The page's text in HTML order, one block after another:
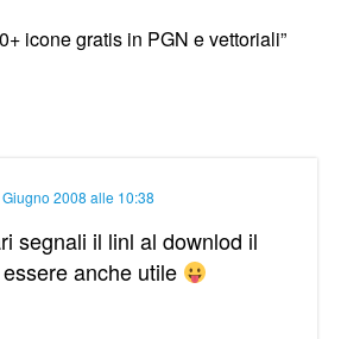
icone gratis in PGN e vettoriali”
Giugno 2008 alle 10:38
segnali il linl al downlod il
anche utile